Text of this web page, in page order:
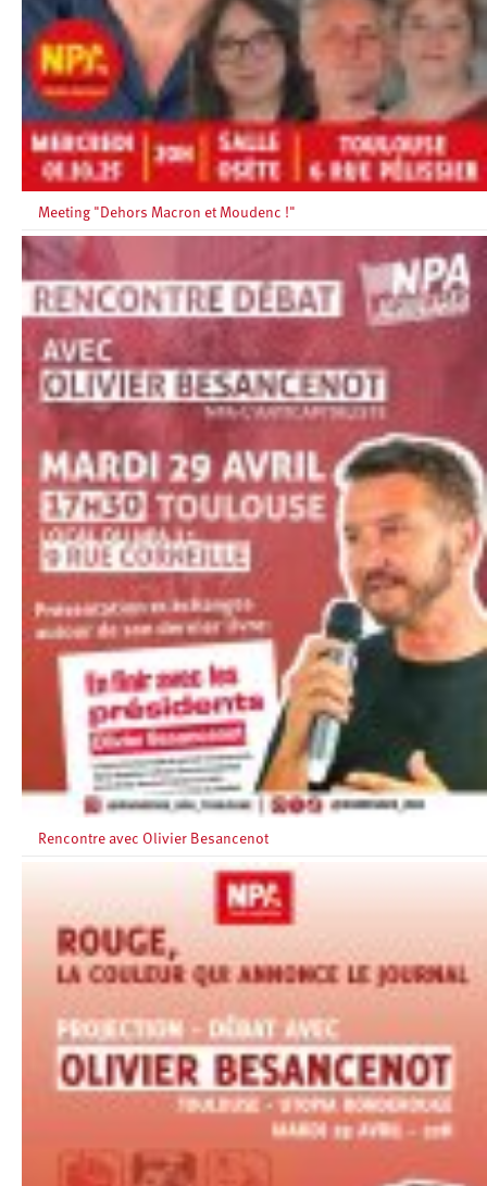
Meeting "Dehors Macron et Moudenc !"
Rencontre avec Olivier Besancenot